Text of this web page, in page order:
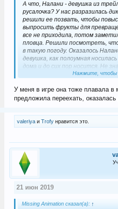
А что, Налани - девушка из
русалочка? У нас разразилась
решили ее позвать, чтобы
выпросить фрукты для
все не приходила, потом
пловца. Решили посмотреть,
в такую погоду. Оказалось
девушка, как полоумная
дома и до сих пор носится. Не
Абсолютно загадочное
Налани там нет.
Нажмите, чтобы
У меня в игре она тоже плавала в
предложила переехать, оказалась
valeriyaи Trofyнравится это.
21 июн 2019
Missing Animation сказал(а): ↑